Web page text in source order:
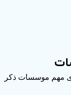
مهم موسسات ذکر